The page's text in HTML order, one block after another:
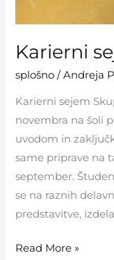
Karierni
splošno /Andreja
Karierni sejem
novembra na šoli
uvodom in
same priprave na
september.
se na raznih
predstavitve,
Read More »